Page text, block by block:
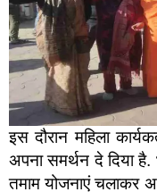
इस दौरान महिला
अपना समर्थन दे दिया
तमाम योजनाएं चलाकर